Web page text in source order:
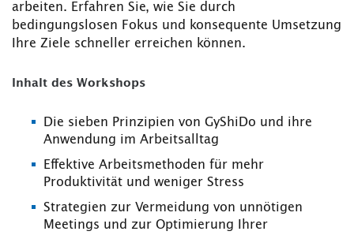
arbeiten. Erfahren Sie, wie Sie durch
bedingungslosen Fokus und konsequente Umsetzung
Ihre Ziele schneller erreichen können.
Inhalt des Workshops
Die sieben Prinzipien von GyShiDo und ihre
Anwendung im Arbeitsalltag
Effektive Arbeitsmethoden für mehr
Produktivität und weniger Stress
Strategien zur Vermeidung von unnötigen
Meetings und zur Optimierung Ihrer